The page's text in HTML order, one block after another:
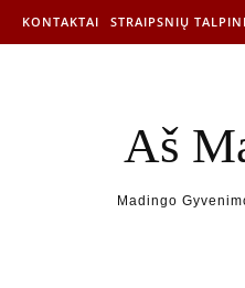
KONTAKTAI STRAIPSNIŲ
Aš
Madingo